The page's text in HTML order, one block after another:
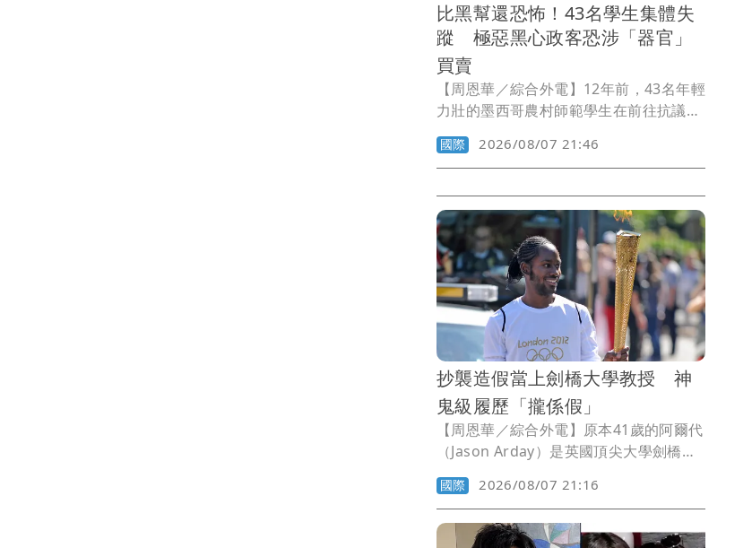
比黑幫還恐怖！43名學生集體失
蹤 極惡黑心政客恐涉「器官」
買賣
【周恩華／綜合外電】12年前，43名年輕
力壯的墨西哥農村師範學生在前往抗議政
府貪腐無能的途中，遭到警察攔下，警方
當場打死了6名目擊者，至於這43名學生
則被帶走後就此失蹤。12年來，學生家長
苦尋不果，甚至有人向勢力龐大的黑幫詢
問，是否涉及器官買賣，但黑幫堅決否
認。墨西哥當局今天逮捕時任州長阿基
瑞，並指控涉及當時「國家機器」的政、
軍、警聯合犯罪。
國際 2026/08/07 21:46
抄襲造假當上劍橋大學教授 神
鬼級履歷「攏係假」
【周恩華／綜合外電】原本41歲的阿爾代
（Jason Arday）是英國頂尖大學劍橋大
學的最年輕黑人教授，不但發表過多篇學
術論文，還聲稱創下35天跑完30場馬拉松
的驚人紀錄，更被視為黑人突破學術隱形
天花板的典範。不過，在一件件論文被揭
國際 2026/08/07 21:16